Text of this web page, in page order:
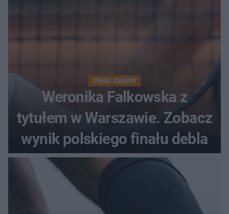
TENIS ZIEMNY
Weronika Falkowska z
tytułem w Warszawie. Zobacz
wynik polskiego finału debla